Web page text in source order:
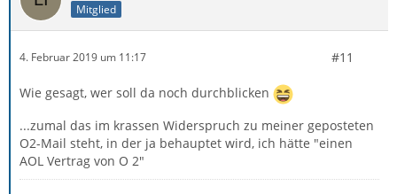
Mitglied
4. Februar 2019 um 11:17 #11
Wie gesagt, wer soll da noch durchblicken
...zumal das im krassen Widerspruch zu meiner geposteten
O2-Mail steht, in der ja behauptet wird, ich hätte "einen
AOL Vertrag von O 2"